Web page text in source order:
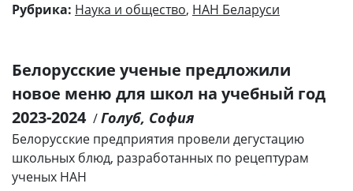
Рубрика: Наука и общество, НАН Беларуси
Белорусские ученые предложили
новое меню для школ на учебный год
2023-2024 /Голуб, София
Белорусские предприятия провели дегустацию
школьных блюд, разработанных по рецептурам
ученых НАН